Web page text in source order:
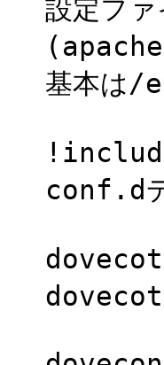
設定フ
基本は
conf.d